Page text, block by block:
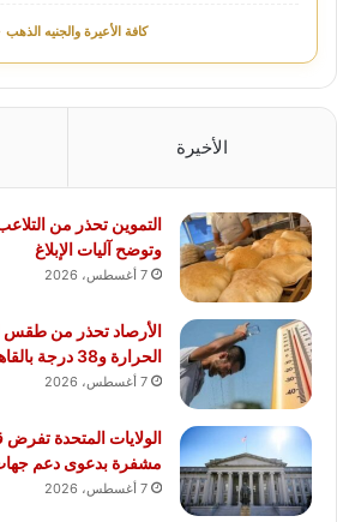
كافة الأعيرة والجنيه
الأخيرة
التموين تحذر من
وتوضح آليات الإبلاغ
7 أغسطس، 2026
الأرصاد تحذر من طقس
الحرارة و38 درجة بالقاهرة
7 أغسطس، 2026
الولايات المتحدة
مشفرة بدعوى دعم جهات
7 أغسطس، 2026